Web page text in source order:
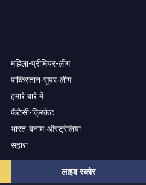
लाइव स्कोर
महिला-प्रीमियर-लीग
पाकिस्तान-सुपर-लीग
हमारे बारे में
फैंटेसी-क्रिकेट
भारत-बनाम-ऑस्ट्रेलिया
सहारा